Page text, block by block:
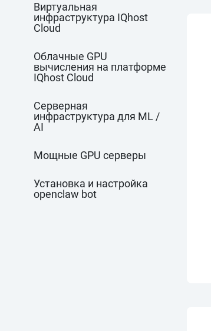
Виртуальная
инфраструктура IQhost
Cloud
Облачные GPU
вычисления на платформе
IQhost Cloud
Серверная
инфраструктура для ML /
AI
Мощные GPU серверы
Установка и настройка
openclaw bot